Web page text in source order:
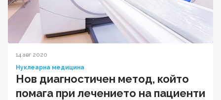
14 авг 2020
Нуклеарна медицина
Нов диагностичен метод, който
помага при лечението на пациенти